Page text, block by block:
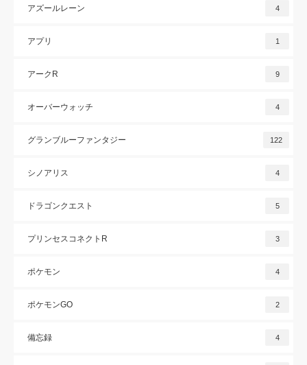
アズールレーン 4
アプリ 1
アークR 9
オーバーウォッチ 4
グランブルーファンタジー 122
シノアリス 4
ドラゴンクエスト 5
プリンセスコネクトR 3
ポケモン 4
ポケモンGO 2
備忘録 4